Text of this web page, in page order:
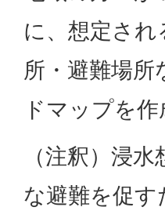
に、想定さ
所・避難場
ドマップを作
（注釈）浸
な避難を促